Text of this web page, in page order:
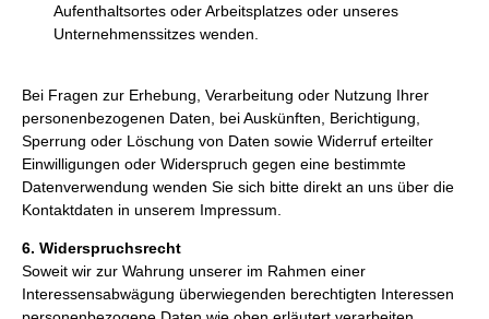
Aufenthaltsortes oder Arbeitsplatzes oder unseres
Unternehmenssitzes wenden.
Bei Fragen zur Erhebung, Verarbeitung oder Nutzung Ihrer
personenbezogenen Daten, bei Auskünften, Berichtigung,
Sperrung oder Löschung von Daten sowie Widerruf erteilter
Einwilligungen oder Widerspruch gegen eine bestimmte
Datenverwendung wenden Sie sich bitte direkt an uns über die
Kontaktdaten in unserem Impressum.
6. Widerspruchsrecht
Soweit wir zur Wahrung unserer im Rahmen einer
Interessensabwägung überwiegenden berechtigten Interessen